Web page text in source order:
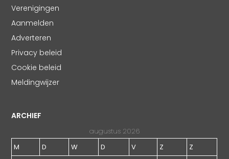
Verenigingen
Aanmelden
Adverteren
Privacy beleid
Cookie beleid
Meldingwijzer
ARCHIEF
augustus 2026
M
D W D V Z
Z